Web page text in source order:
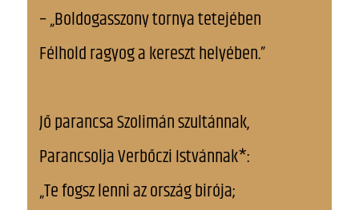
– „Boldogasszony tornya tetejében
Félhold ragyog a kereszt helyében.”
Jő parancsa Szolimán szultánnak,
Parancsolja Verbőczi Istvánnak*:
„Te fogsz lenni az ország birója;